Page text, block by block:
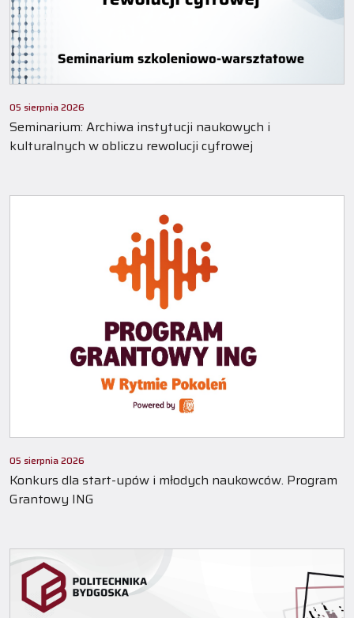
05 sierpnia 2026
Seminarium: Archiwa instytucji naukowych i
kulturalnych w obliczu rewolucji cyfrowej
05 sierpnia 2026
Konkurs dla start-upów i młodych naukowców. Program
Grantowy ING